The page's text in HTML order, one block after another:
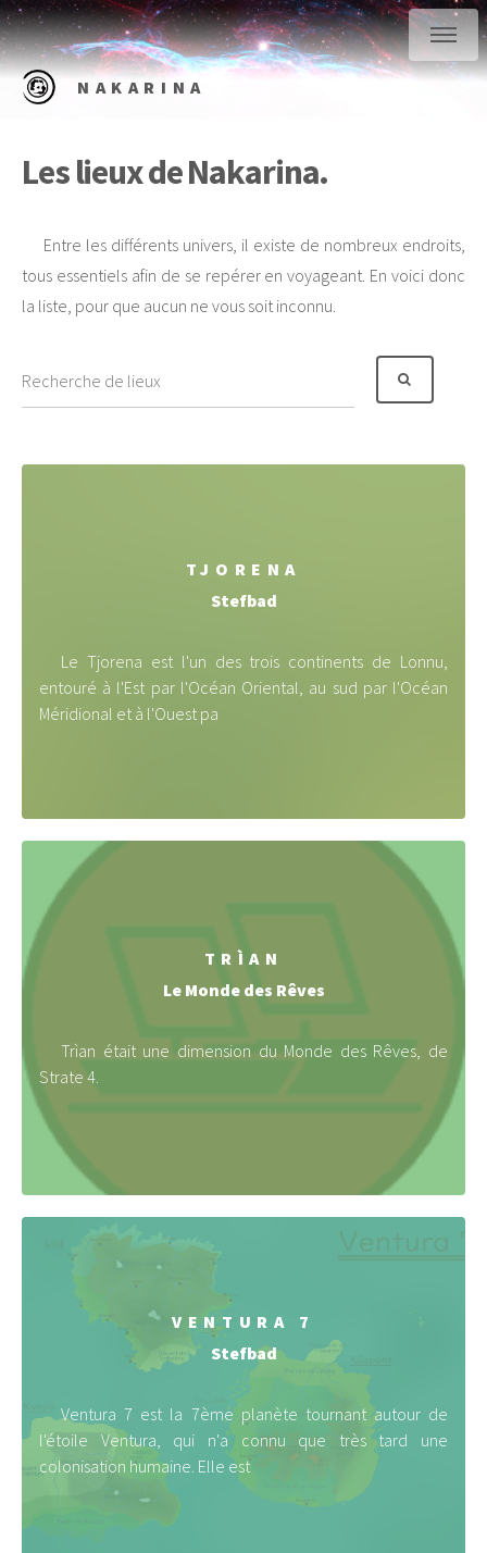
NAKARINA
Les lieux de Nakarina.
Entre les différents univers, il existe de nombreux endroits,
tous essentiels afin de se repérer en voyageant. En voici donc
la liste, pour que aucun ne vous soit inconnu.
TJORENA
Stefbad
Le Tjorena est l'un des trois continents de Lonnu,
entouré à l'Est par l'Océan Oriental, au sud par l'Océan
Méridional et à l'Ouest pa
TRÌAN
Le Monde des Rêves
Trìan était une dimension du Monde des Rêves, de
Strate 4.
VENTURA 7
Stefbad
Ventura 7 est la 7ème planète tournant autour de
l'étoile Ventura, qui n'a connu que très tard une
colonisation humaine. Elle est